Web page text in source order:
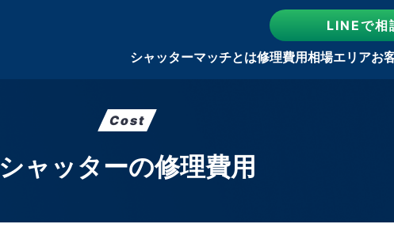
LINEで相
シャッターマッチとは修理費用相場エリアお
Cost
シャッターの修理費用